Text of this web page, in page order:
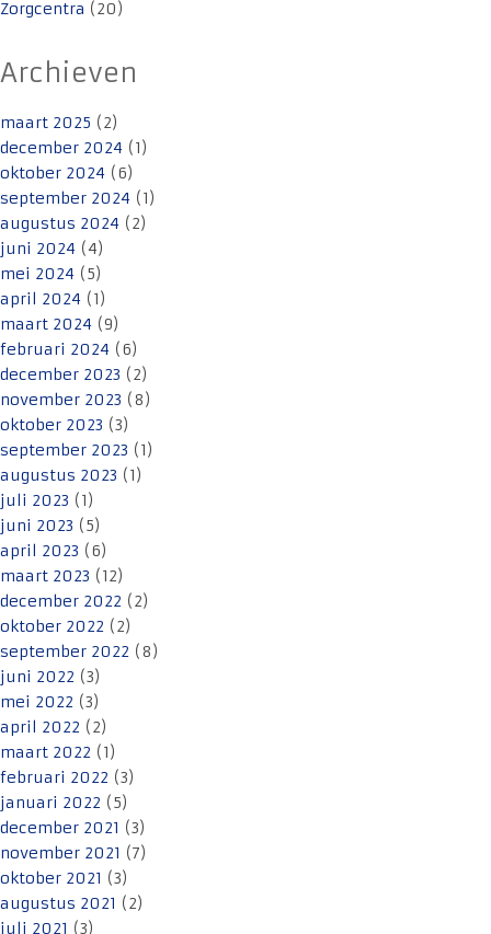
Zorgcentra (20)
Archieven
maart 2025 (2)
december 2024 (1)
oktober 2024 (6)
september 2024 (1)
augustus 2024 (2)
juni 2024 (4)
mei 2024 (5)
april 2024 (1)
maart 2024 (9)
februari 2024 (6)
december 2023 (2)
november 2023 (8)
oktober 2023 (3)
september 2023 (1)
augustus 2023 (1)
juli 2023 (1)
juni 2023 (5)
april 2023 (6)
maart 2023 (12)
december 2022 (2)
oktober 2022 (2)
september 2022 (8)
juni 2022 (3)
mei 2022 (3)
april 2022 (2)
maart 2022 (1)
februari 2022 (3)
januari 2022 (5)
december 2021 (3)
november 2021 (7)
oktober 2021 (3)
augustus 2021 (2)
juli 2021 (3)